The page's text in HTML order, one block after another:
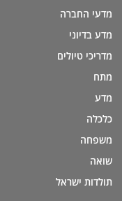
מדעי החברה
מדע בדיוני
מדריכי טיולים
מתח
מדע
כלכלה
משפחה
שואה
תולדות ישראל